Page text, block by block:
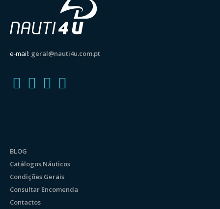
e-mail: geral@nauti4u.com.pt
BLOG
Catálogos Náuticos
Condições Gerais
Consultar Encomenda
Contactos